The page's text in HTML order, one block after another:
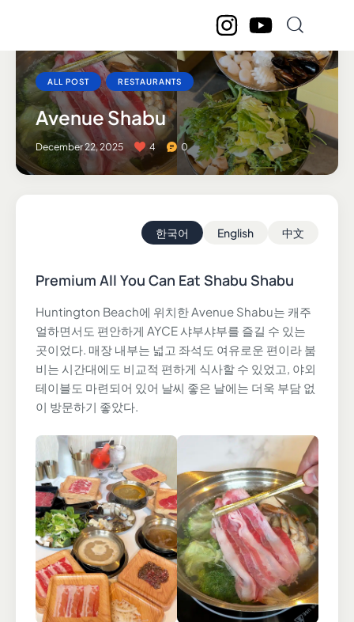
ALL POST RESTAURANTS
Avenue Shabu
December 22, 2025 4 0
한국어 English 中文
Premium All You Can Eat Shabu Shabu
Huntington Beach에 위치한 Avenue Shabu는 캐주
얼하면서도 편안하게 AYCE 샤부샤부를 즐길 수 있는
곳이었다. 매장 내부는 넓고 좌석도 여유로운 편이라 붐
비는 시간대에도 비교적 편하게 식사할 수 있었고, 야외
테이블도 마련되어 있어 날씨 좋은 날에는 더욱 부담 없
이 방문하기 좋았다.